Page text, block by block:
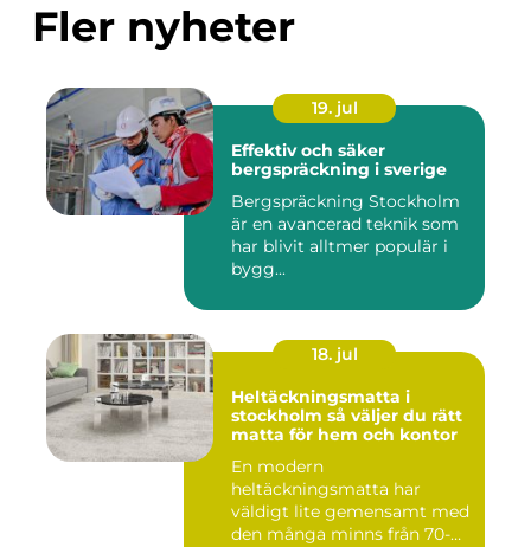
Fler nyheter
19. jul
Effektiv och säker
bergspräckning i sverige
Bergspräckning Stockholm
är en avancerad teknik som
har blivit alltmer populär i
bygg...
18. jul
Heltäckningsmatta i
stockholm så väljer du rätt
matta för hem och kontor
En modern
heltäckningsmatta har
väldigt lite gemensamt med
den många minns från 70-